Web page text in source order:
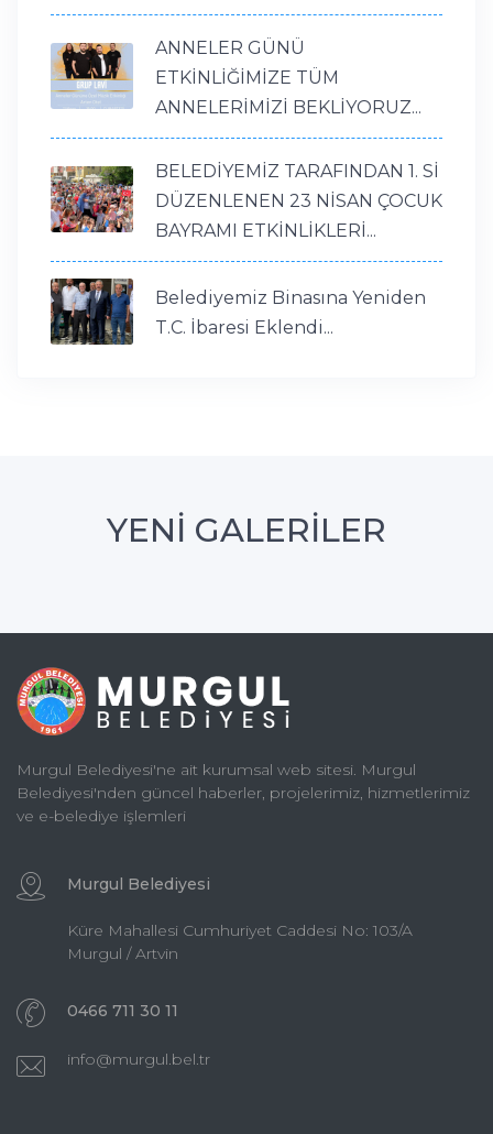
ANNELER GÜNÜ
ETKİNLİĞİMİZE TÜM
ANNELERİMİZİ BEKLİYORUZ...
BELEDİYEMİZ TARAFINDAN 1. Sİ
DÜZENLENEN 23 NİSAN ÇOCUK
BAYRAMI ETKİNLİKLERİ...
Belediyemiz Binasına Yeniden
T.C. İbaresi Eklendi...
YENİ GALERİLER
Murgul Belediyesi'ne ait kurumsal web sitesi. Murgul
Belediyesi'nden güncel haberler, projelerimiz, hizmetlerimiz
ve e-belediye işlemleri
Murgul Belediyesi
Küre Mahallesi Cumhuriyet Caddesi No: 103/A
Murgul / Artvin
0466 711 30 11
info@murgul.bel.tr